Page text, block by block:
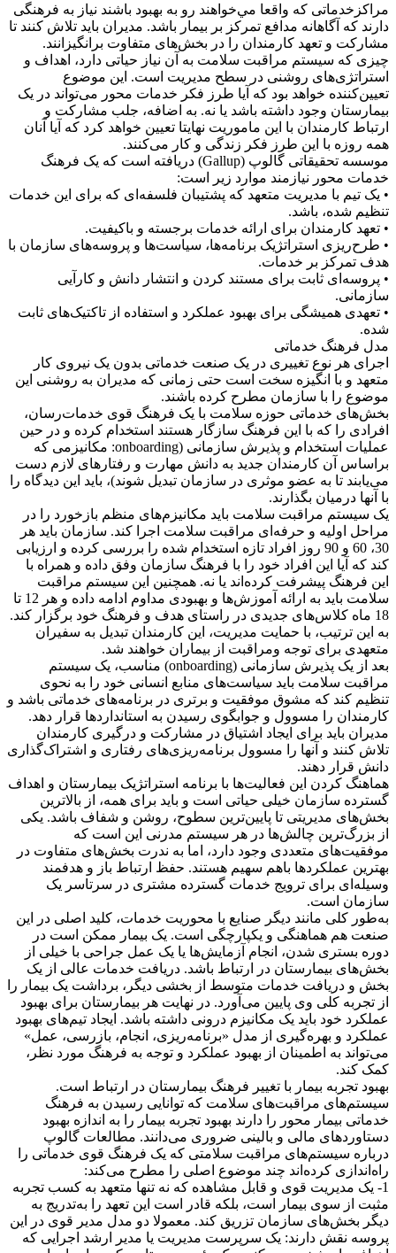
مراكزخدماتی که واقعا مي‌خواهند رو به بهبود باشند نیاز به فرهنگی
دارند که آگاهانه مدافع تمرکز بر بیمار باشد. مدیران باید تلاش کنند تا
مشارکت و تعهد کارمندان را در بخش‌های متفاوت برانگیزانند.
چیزی که سیستم مراقبت سلامت به آن نیاز حیاتی دارد، اهداف و
استراتژی‌های روشنی در سطح مدیریت است. این موضوع
تعیین‌کننده خواهد بود که آیا طرز فکر خدمات محور می‌تواند در یک
بیمارستان وجود داشته باشد یا نه. به اضافه، جلب مشارکت و
ارتباط کارمندان با این ماموریت نهایتا تعیین خواهد کرد که آیا آنان
همه روزه با این طرز فکر زندگی و کار می‌کنند.
موسسه تحقیقاتی گالوپ (Gallup) دریافته است که یک فرهنگ
خدمات محور نیازمند موارد زیر است:
• یک تیم با مدیریت متعهد که پشتیبان فلسفه‌ای که برای این خدمات
تنظیم شده، باشد.
• تعهد کارمندان برای ارائه خدمات برجسته و باکیفیت.
• طرح‌ریزی استراتژیک برنامه‌ها، سیاست‌ها و پروسه‌های سازمان با
هدف تمرکز بر خدمات.
• پروسه‌ای ثابت برای مستند کردن و انتشار دانش و کارآيی
سازمانی.
• تعهدی همیشگی برای بهبود عملکرد و استفاده از تاکتیک‌های ثابت
شده.
مدل فرهنگ خدماتی
اجرای هر نوع تغییری در یک صنعت خدماتی بدون یک نیروی کار
متعهد و با انگیزه سخت است حتی زمانی که مدیران به روشنی این
موضوع را با سازمان مطرح کرده باشند.
بخش‌های خدماتی حوزه سلامت با یک فرهنگ قوی خدمات‌رسان،
افرادی را که با این فرهنگ سازگار هستند استخدام کرده و در حین
عملیات استخدام و پذیرش سازمانی (onboarding: مکانیزمی که
براساس آن کارمندان جدید به دانش مهارت و رفتارهای لازم دست
می‌یابند تا به عضو موثری در سازمان تبدیل شوند)، باید این دیدگاه را
با آنها درمیان بگذارند.
یک سیستم مراقبت سلامت باید مکانیزم‌های منظم بازخورد را در
مراحل اولیه و حرفه‌ای مراقبت سلامت اجرا کند. سازمان باید هر
30، 60 و 90 روز افراد تازه استخدام شده را بررسی کرده و ارزیابی
کند که آیا این افراد خود را با فرهنگ سازمان وفق داده و همراه با
این فرهنگ پیشرفت کرده‌اند یا نه. همچنین این سیستم مراقبت
سلامت باید به ارائه آموزش‌ها و بهبودی مداوم ادامه داده و هر 12 تا
18 ماه کلاس‌های جدیدی در راستای هدف و فرهنگ خود برگزار کند.
به این ترتیب، با حمایت مدیریت، این کارمندان تبدیل به سفیران
متعهدی برای توجه ومراقبت از بیماران خواهند شد.
بعد از یک پذیرش سازمانی (onboarding) مناسب، یک سیستم
مراقبت سلامت باید سیاست‌های منابع انسانی خود را به نحوی
تنظیم کند که مشوق موفقیت و برتری در برنامه‌های خدماتی باشد و
کارمندان را مسوول و جوابگوی رسیدن به استانداردها قرار دهد.
مدیران باید برای ایجاد اشتیاق در مشارکت و درگیری کارمندان
تلاش کنند و آنها را مسوول برنامه‌ریزی‌های رفتاری و اشتراک‌گذاری
دانش قرار دهند.
هماهنگ کردن این فعالیت‌ها با برنامه استراتژیک بیمارستان و اهداف
گسترده سازمان خیلی حیاتی است و باید برای همه، از بالاترین
بخش‌های مدیریتی تا پایین‌ترین سطوح، روشن و شفاف باشد. یکی
از بزرگ‌ترین چالش‌ها در هر سیستم مدرنی این است که
موفقیت‌های متعددی وجود دارد، اما به ندرت بخش‌های متفاوت در
بهترین عملکردها باهم سهیم هستند. حفظ ارتباط باز و هدفمند
وسیله‌ای برای ترویج خدمات گسترده مشتری در سرتاسر یک
سازمان است.
به‌طور کلی مانند دیگر صنایع با محوریت خدمات، کلید اصلی در این
صنعت هم هماهنگی و یکپارچگی است. یک بیمار ممکن است در
دوره بستری شدن، انجام آزمایش‌ها یا یک عمل جراحی با خیلی از
بخش‌های بیمارستان در ارتباط باشد. دریافت خدمات عالی از یک
بخش و دریافت خدمات متوسط از بخشی دیگر، برداشت یک بیمار را
از تجربه کلی وی پایین می‌آورد. در نهایت هر بیمارستان برای بهبود
عملکرد خود باید یک مکانیزم درونی داشته باشد. ایجاد تیم‌های بهبود
عملکرد و بهره‌گیری از مدل «برنامه‌ریزی، انجام، بازرسی، عمل»
می‌تواند به اطمینان از بهبود عملکرد و توجه به فرهنگ مورد نظر،
کمک کند.
بهبود تجربه بیمار با تغییر فرهنگ بیمارستان در ارتباط است.
سیستم‌های مراقبت‌های سلامت که توانایی رسیدن به فرهنگ
خدماتی بیمار محور را دارند بهبود تجربه بیمار را به اندازه بهبود
دستاوردهای مالی و بالینی ضروری می‌دانند. مطالعات گالوپ
درباره سیستم‌های مراقبت سلامتی که یک فرهنگ قوی خدماتی را
راه‌اندازی کرده‌اند چند موضوع اصلی را مطرح می‌کند:
1- یک مدیریت قوی و قابل مشاهده که نه تنها متعهد به کسب تجربه
مثبت از سوی بیمار است، بلکه قادر است این تعهد را به‌تدریج به
دیگر بخش‌های سازمان تزریق کند. معمولا دو مدل مدیر قوی در این
پروسه نقش دارند: یک سرپرست مدیریت یا مدیر ارشد اجرایی که